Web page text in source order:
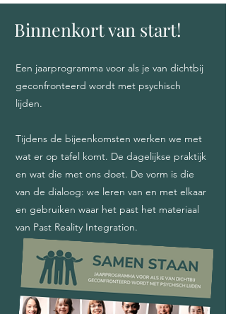
Binnenkort van start!
Een jaarprogramma voor als je van dichtbij
geconfronteerd wordt met psychisch
lijden.
Tijdens de bijeenkomsten werken we met
wat er op tafel komt. De dagelijkse praktijk
en wat die met ons doet. De vorm is die
van de dialoog: we leren van en met elkaar
en gebruiken waar het past het materiaal
van Past Reality Integration.